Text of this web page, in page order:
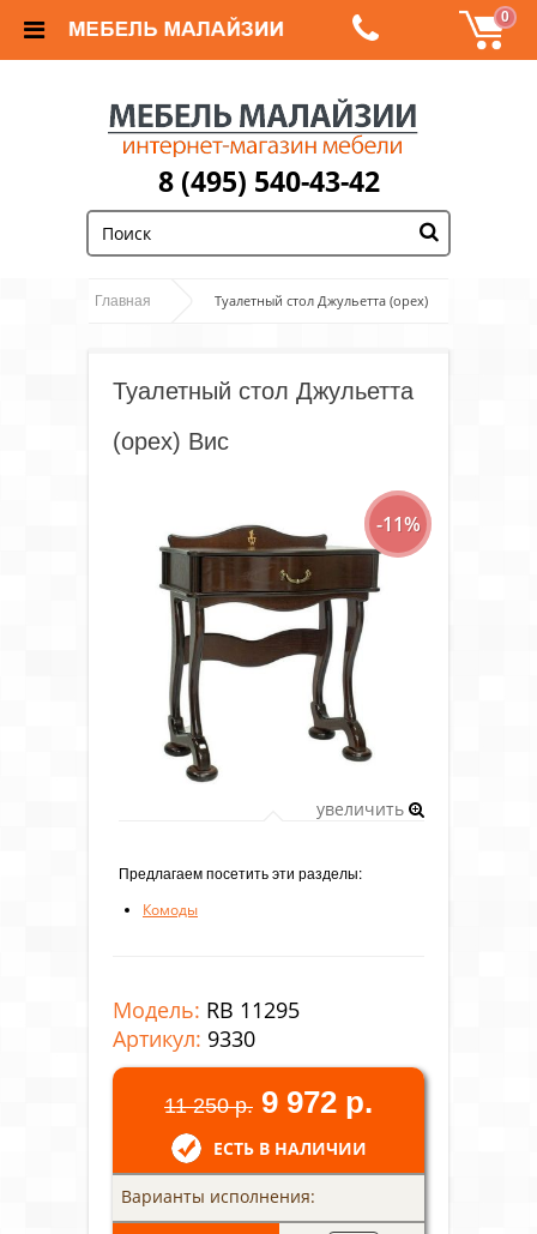
0
8 (495) 540-43-42
Главная Туалетный стол Джульетта (орех)
Туалетный стол Джульетта
(орех) Вис
-11%
увеличить
Предлагаем посетить эти разделы:
Комоды
Модель: RB 11295
Артикул: 9330
11 250 р. 9 972 р.
ЕСТЬ В НАЛИЧИИ
Варианты исполнения: